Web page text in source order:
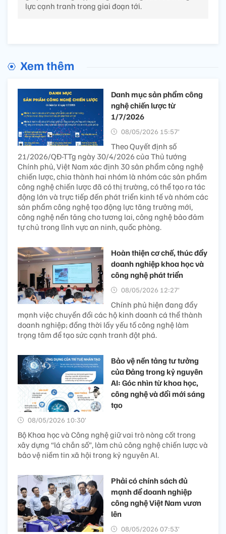
lực cạnh tranh trong giai đoạn tới.
Xem thêm
Danh mục sản phẩm công
nghệ chiến lược từ
1/7/2026
08/05/2026 15:57’
Theo Quyết định số
21/2026/QĐ-TTg ngày 30/4/2026 của Thủ tướng
Chính phủ, Việt Nam xác định 30 sản phẩm công nghệ
chiến lược, chia thành hai nhóm là nhóm các sản phẩm
công nghệ chiến lược đã có thị trường, có thể tạo ra tác
động lớn và trực tiếp đến phát triển kinh tế và nhóm các
sản phẩm công nghệ tạo động lực tăng trưởng mới,
công nghệ nền tảng cho tương lai, công nghệ bảo đảm
tự chủ trong lĩnh vực an ninh, quốc phòng.
Hoàn thiện cơ chế, thúc đẩy
doanh nghiệp khoa học và
công nghệ phát triển
08/05/2026 12:27’
Chính phủ hiện đang đẩy
mạnh việc chuyển đổi các hộ kinh doanh cá thể thành
doanh nghiệp; đồng thời lấy yếu tố công nghệ làm
trọng tâm để tạo sức cạnh tranh đột phá.
Bảo vệ nền tảng tư tưởng
của Đảng trong kỷ nguyên
AI: Góc nhìn từ khoa học,
công nghệ và đổi mới sáng
tạo
08/05/2026 10:30’
Bộ Khoa học và Công nghệ giữ vai trò nòng cốt trong
xây dựng “lá chắn số”, làm chủ công nghệ chiến lược và
bảo vệ niềm tin xã hội trong kỷ nguyên AI.
Phải có chính sách đủ
mạnh để doanh nghiệp
công nghệ Việt Nam vươn
lên
08/05/2026 07:53’